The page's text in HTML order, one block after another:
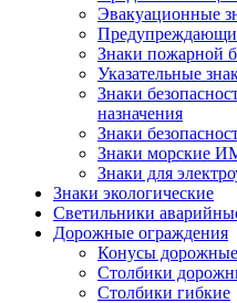
Эвакуационные
Знаки пожарной
Указательные
Знаки
назначения
Знаки
Знаки морские
Знаки для
Знаки экологические
Светильники
Дорожные ограждения
Конусы дорожные
Столбики
Столбики гибкие